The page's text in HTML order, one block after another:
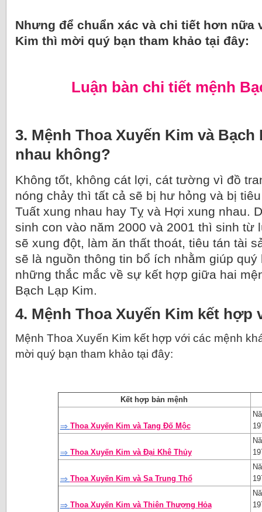
Nhưng để chuẩn xác và chi tiết hơn nữa
Kim thì mời quý bạn tham khảo tại đây:
Luận bàn chi tiết mệnh
3. Mệnh Thoa Xuyến Kim và
nhau không?
Không tốt, không cát lợi, cát tường vì đồ
nóng chảy thì tất cả sẽ bị hư hỏng và bị
Tuất xung nhau hay Tỵ và Hợi xung nhau.
sinh con vào năm 2000 và 2001 thì sinh từ
sẽ xung đột, làm ăn thất thoát, tiêu tán tài
sẽ là nguồn thông tin bổ ích nhằm giúp
những thắc mắc về sự kết hợp giữa hai
Bạch Lạp Kim.
4. Mệnh Thoa Xuyến Kim kết hợp
Mệnh Thoa Xuyến Kim kết hợp với các mệnh
mời quý bạn tham khảo tại đây:
Kết hợp bản mệnh
⇒ Thoa Xuyến Kim và Tang Đố Mộc
⇒ Thoa Xuyến Kim và Đại Khê Thủy
⇒ Thoa Xuyến Kim và Sa Trung Thổ
⇒ Thoa Xuyến Kim và Thiên Thượng Hỏa